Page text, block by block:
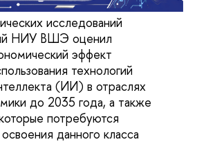
исследований
НИУ ВШЭ оценил
эффект
технологий
(ИИ) в отраслях
до 2035 года, а также
потребуются
данного класса